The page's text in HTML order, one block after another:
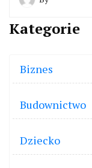
Kategorie
Biznes
Budownictwo
Dziecko